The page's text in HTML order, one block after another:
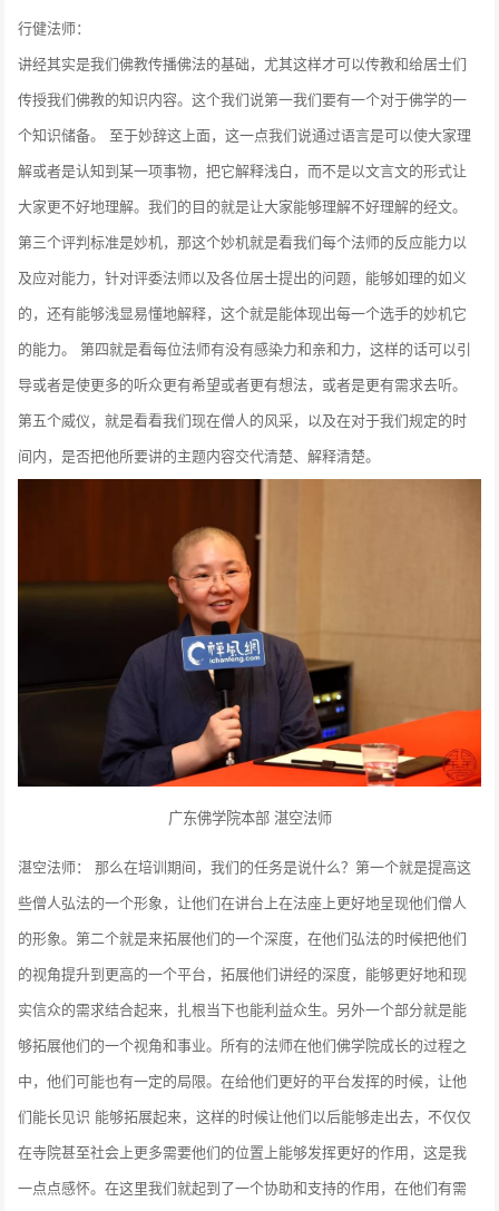
行健法师：
讲经其实是我们佛教传播佛法的基础，尤其这样才可以传教和给居士们
传授我们佛教的知识内容。这个我们说第一我们要有一个对于佛学的一
个知识储备。 至于妙辞这上面，这一点我们说通过语言是可以使大家理
解或者是认知到某一项事物，把它解释浅白，而不是以文言文的形式让
大家更不好地理解。我们的目的就是让大家能够理解不好理解的经文。
第三个评判标准是妙机，那这个妙机就是看我们每个法师的反应能力以
及应对能力，针对评委法师以及各位居士提出的问题，能够如理的如义
的，还有能够浅显易懂地解释，这个就是能体现出每一个选手的妙机它
的能力。 第四就是看每位法师有没有感染力和亲和力，这样的话可以引
导或者是使更多的听众更有希望或者更有想法，或者是更有需求去听。
第五个威仪，就是看看我们现在僧人的风采，以及在对于我们规定的时
间内，是否把他所要讲的主题内容交代清楚、解释清楚。
广东佛学院本部 湛空法师
湛空法师： 那么在培训期间，我们的任务是说什么？第一个就是提高这
些僧人弘法的一个形象，让他们在讲台上在法座上更好地呈现他们僧人
的形象。第二个就是来拓展他们的一个深度，在他们弘法的时候把他们
的视角提升到更高的一个平台，拓展他们讲经的深度，能够更好地和现
实信众的需求结合起来，扎根当下也能利益众生。另外一个部分就是能
够拓展他们的一个视角和事业。所有的法师在他们佛学院成长的过程之
中，他们可能也有一定的局限。在给他们更好的平台发挥的时候，让他
们能长见识 能够拓展起来，这样的时候让他们以后能够走出去，不仅仅
在寺院甚至社会上更多需要他们的位置上能够发挥更好的作用，这是我
一点点感怀。在这里我们就起到了一个协助和支持的作用，在他们有需